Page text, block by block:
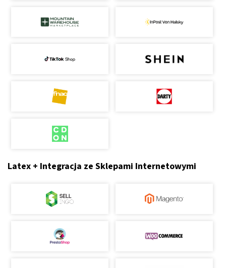
Latex + Integracja ze Sklepami Internetowymi